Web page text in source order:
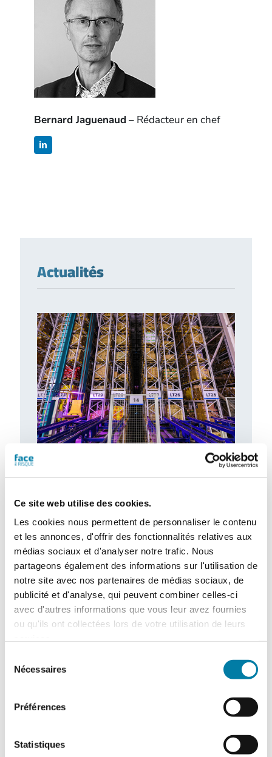
Ce site web utilise des cookies.
Les cookies nous permettent de personnaliser le contenu
et les annonces, d'offrir des fonctionnalités relatives aux
médias sociaux et d'analyser notre trafic. Nous
partageons également des informations sur l'utilisation de
notre site avec nos partenaires de médias sociaux, de
publicité et d'analyse, qui peuvent combiner celles-ci
avec d'autres informations que vous leur avez fournies
ou qu'ils ont collectées lors de votre utilisation de leurs
Nécessaires
Préférences
Statistiques
Bernard Jaguenaud – Rédacteur en chef
Actualités
L’extinction automatique par sprinkleur à
de nouveaux risques et l’évolution rapide
des modes de stockage et d’exploitation,
le…
enseignements de l’année 2025
survenus en 2025 au sein des installations